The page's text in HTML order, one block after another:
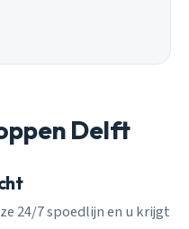
Delft
24/7 spoedlijn en u krijgt